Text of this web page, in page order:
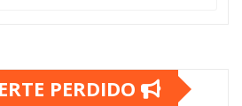
PERDIDO